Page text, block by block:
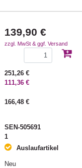
139,90 €
zzgl. MwSt & ggf. Versand
251,26 €
111,36 €
166,48 €
SEN-505691
1
Auslaufartikel
Neu